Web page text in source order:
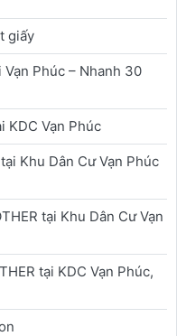
giấy
Vạn Phúc – Nhanh 30
KDC Vạn Phúc
Khu Dân Cư Vạn Phúc
tại Khu Dân Cư Vạn
tại KDC Vạn Phúc,